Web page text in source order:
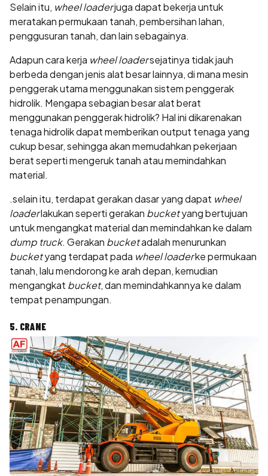
Selain itu, wheel loaderjuga dapat bekerja untuk
meratakan permukaan tanah, pembersihan lahan,
penggusuran tanah, dan lain sebagainya.
Adapun cara kerja wheel loadersejatinya tidak jauh
berbeda dengan jenis alat besar lainnya, di mana mesin
penggerak utama menggunakan sistem penggerak
hidrolik. Mengapa sebagian besar alat berat
menggunakan penggerak hidrolik? Hal ini dikarenakan
tenaga hidrolik dapat memberikan output tenaga yang
cukup besar, sehingga akan memudahkan pekerjaan
berat seperti mengeruk tanah atau memindahkan
material.
.selain itu, terdapat gerakan dasar yang dapat wheel
loaderlakukan seperti gerakan bucketyang bertujuan
untuk mengangkat material dan memindahkan ke dalam
dump truck. Gerakan bucketadalah menurunkan
bucketyang terdapat pada wheel loaderke permukaan
tanah, lalu mendorong ke arah depan, kemudian
mengangkat bucket, dan memindahkannya ke dalam
tempat penampungan.
5. CRANE